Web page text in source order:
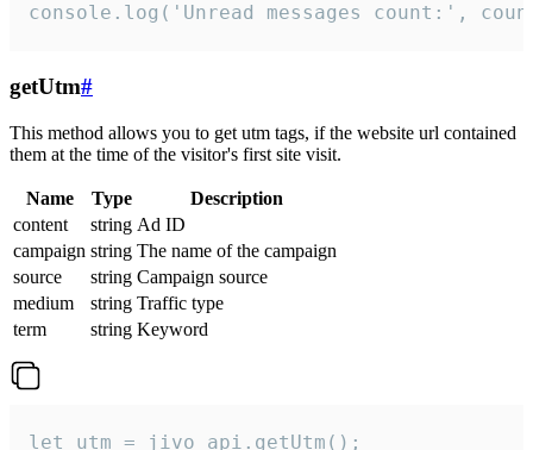
console.log('Unread messages count:',
getUtm#
This method allows you to get utm tags, if the website url contained
them at the time of the visitor's first site visit.
Name Type
Description
content
string Ad ID
campaign string The name of the campaign
source
string Campaign source
medium
string Traffic type
term
string Keyword
let utm = jivo_api.getUtm();